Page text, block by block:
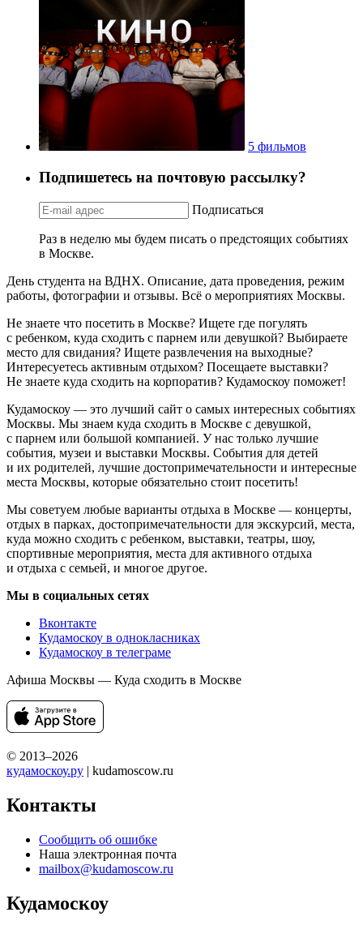
5 фильмов
Подпишетесь на почтовую рассылку?
Подписаться
Раз в неделю мы будем писать о предстоящих событиях
в Москве.
День студента на ВДНХ. Описание, дата проведения, режим
работы, фотографии и отзывы. Всё о мероприятиях Москвы.
Не знаете что посетить в Москве? Ищете где погулять
с ребенком, куда сходить с парнем или девушкой? Выбираете
место для свидания? Ищете развлечения на выходные?
Интересуетесь активным отдыхом? Посещаете выставки?
Не знаете куда сходить на корпоратив? Кудамоскоу поможет!
Кудамоскоу — это лучший сайт о самых интересных событиях
Москвы. Мы знаем куда сходить в Москве с девушкой,
с парнем или большой компанией. У нас только лучшие
события, музеи и выставки Москвы. События для детей
и их родителей, лучшие достопримечательности и интересные
места Москвы, которые обязательно стоит посетить!
Мы советуем любые варианты отдыха в Москве — концерты,
отдых в парках, достопримечательности для экскурсий, места,
куда можно сходить с ребенком, выставки, театры, шоу,
спортивные мероприятия, места для активного отдыха
и отдыха с семьей, и многое другое.
Мы в социальных сетях
Вконтакте
Кудамоскоу в однокласниках
Кудамоскоу в телеграме
Афиша Москвы — Куда сходить в Москве
© 2013–2026
кудамоскоу.ру | kudamoscow.ru
Контакты
Сообщить об ошибке
Наша электронная почта
mailbox@kudamoscow.ru
Кудамоскоу